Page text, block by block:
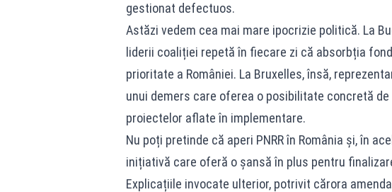
gestionat defectuos.
Astăzi vedem cea mai mare ipocrizie politică. La
liderii coaliției repetă în fiecare zi că absorbția
prioritate a României. La Bruxelles, însă,
unui demers care oferea o posibilitate concretă
proiectelor aflate în implementare.
Nu poți pretinde că aperi PNRR în România și, în
inițiativă care oferă o șansă în plus pentru
Explicațiile invocate ulterior, potrivit cărora